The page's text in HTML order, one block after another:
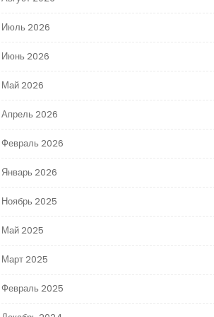
Июль 2026
Июнь 2026
Май 2026
Апрель 2026
Февраль 2026
Январь 2026
Ноябрь 2025
Май 2025
Март 2025
Февраль 2025